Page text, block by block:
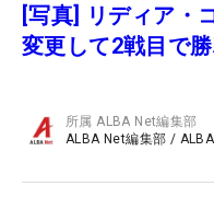
[写真] リディア・
変更して2戦目で勝
所属ALBA Net編集部
ALBA Net編集部 /